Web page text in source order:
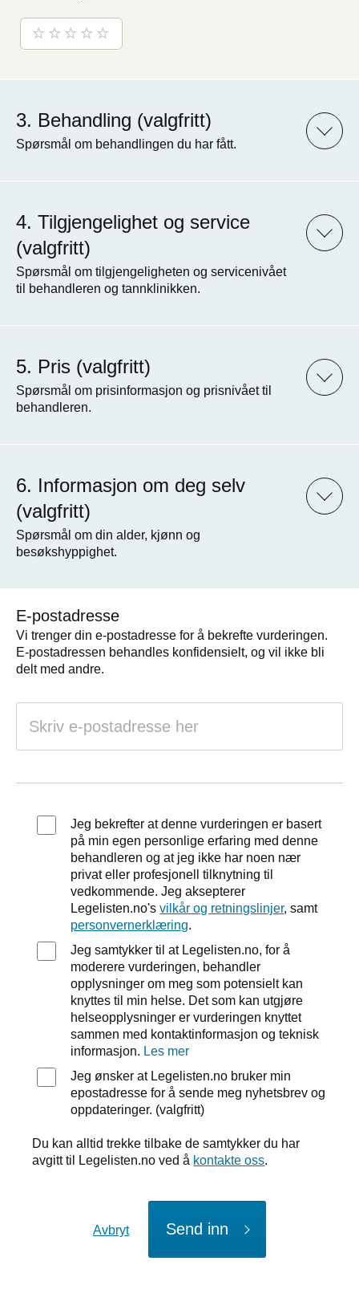
Behandling (valgfritt)
Spørsmål om behandlingen du har fått.
Tilgjengelighet og service
(valgfritt)
Spørsmål om tilgjengeligheten og servicenivået
til behandleren og tannklinikken.
Pris (valgfritt)
Spørsmål om prisinformasjon og prisnivået til
behandleren.
Informasjon om deg selv
(valgfritt)
Spørsmål om din alder, kjønn og
besøkshyppighet.
E-postadresse
Vi trenger din e-postadresse for å bekrefte vurderingen.
E-postadressen behandles konfidensielt, og vil ikke bli
delt med andre.
Jeg bekrefter at denne vurderingen er basert
på min egen personlige erfaring med denne
behandleren og at jeg ikke har noen nær
privat eller profesjonell tilknytning til
vedkommende. Jeg aksepterer
Legelisten.no'svilkår og retningslinjer, samt
personvernerklæring.
Jeg samtykker til at Legelisten.no, for å
moderere vurderingen, behandler
opplysninger om meg som potensielt kan
knyttes til min helse. Det som kan utgjøre
helseopplysninger er vurderingen knyttet
sammen med kontaktinformasjon og teknisk
informasjon. Les mer
Jeg ønsker at Legelisten.no bruker min
epostadresse for å sende meg nyhetsbrev og
oppdateringer. (valgfritt)
Du kan alltid trekke tilbake de samtykker du har
avgitt til Legelisten.no ved å kontakte oss.
Avbryt Send inn